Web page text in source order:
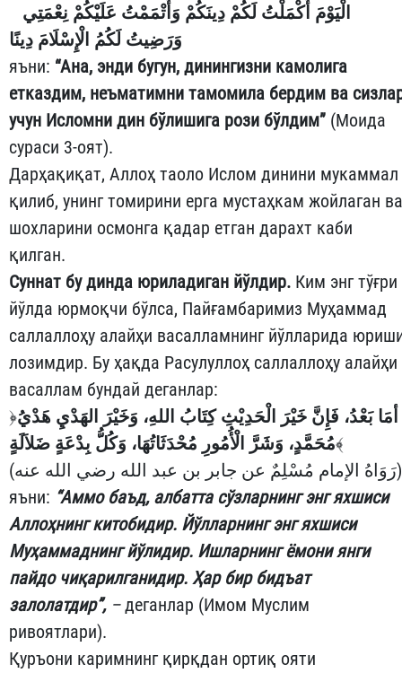
الْيَوْمَ أَكْمَلْتُ لَكُمْ دِينَكُمْ وَأَتْمَمْتُ عَلَيْكُمْ نِعْمَتِي
وَرَضِيتُ لَكُمُ الْإِسْلَامَ دِينًا
яъни: “Ана, энди бугун, динингизни камолига
етказдим, неъматимни тамомила бердим ва
учун Исломни дин бўлишига рози бўлдим” (Моида
сураси 3-оят).
Дарҳақиқат, Аллоҳ таоло Ислом динини мукаммал
қилиб, унинг томирини ерга мустаҳкам жойлаган ва
шохларини осмонга қадар етган дарахт каби
қилган.
Суннат бу динда юриладиган йўлдир. Ким энг тўғри
йўлда юрмоқчи бўлса, Пайғамбаримиз Муҳаммад
саллаллоҳу алайҳи васалламнинг йўлларида
лозимдир. Бу ҳақда Расулуллоҳ саллаллоҳу алайҳи
васаллам бундай деганлар:
﴿أمَا بَعْدُ، فَإِنَّ خَيْرَ الْحَدِيْثِ كِتَابُ اللهِ، وَخَيْرَ الهَدْيِ هَدْيُ
مُحَمَّدٍ، وَشَرَّ الْأُمُورِ مُحْدَثَاتُهَا، وَكُلُّ بِدْعَةٍ ضَلاَلَةٍ﴾
(رَوَاهُ الإمام مُسْلِمٌ عن جابر بن عبد الله رضي الله عنه)
яъни: “Аммо баъд, албатта сўзларнинг энг яхшиси
Аллоҳнинг китобидир. Йўлларнинг энг яхшиси
Муҳаммаднинг йўлидир. Ишларнинг ёмони янги
пайдо чиқарилганидир. Ҳар бир бидъат
залолатдир”, –деганлар (Имом Муслим
ривоятлари).
Қуръони каримнинг қирқдан ортиқ ояти